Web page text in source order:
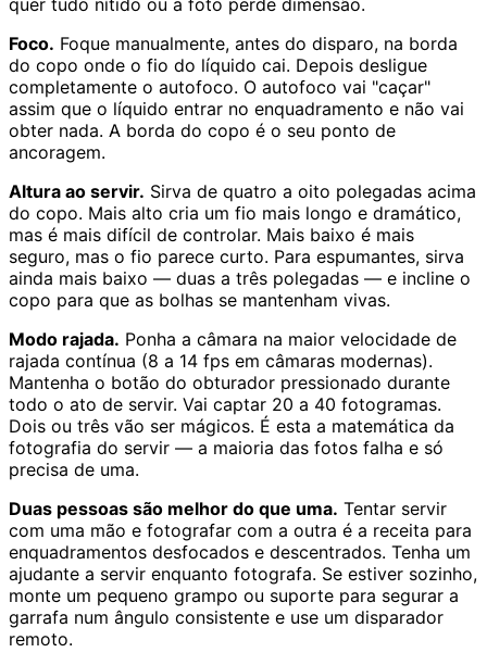
Foco. Foque manualmente, antes do disparo, na borda
do copo onde o fio do líquido cai. Depois desligue
completamente o autofoco. O autofoco vai "caçar"
assim que o líquido entrar no enquadramento e não vai
obter nada. A borda do copo é o seu ponto de
ancoragem.
Altura ao servir. Sirva de quatro a oito polegadas acima
do copo. Mais alto cria um fio mais longo e dramático,
mas é mais difícil de controlar. Mais baixo é mais
seguro, mas o fio parece curto. Para espumantes, sirva
ainda mais baixo — duas a três polegadas — e incline o
copo para que as bolhas se mantenham vivas.
Modo rajada. Ponha a câmara na maior velocidade de
rajada contínua (8 a 14 fps em câmaras modernas).
Mantenha o botão do obturador pressionado durante
todo o ato de servir. Vai captar 20 a 40 fotogramas.
Dois ou três vão ser mágicos. É esta a matemática da
fotografia do servir — a maioria das fotos falha e só
precisa de uma.
Duas pessoas são melhor do que uma. Tentar servir
com uma mão e fotografar com a outra é a receita para
enquadramentos desfocados e descentrados. Tenha um
ajudante a servir enquanto fotografa. Se estiver sozinho,
monte um pequeno grampo ou suporte para segurar a
garrafa num ângulo consistente e use um disparador
remoto.